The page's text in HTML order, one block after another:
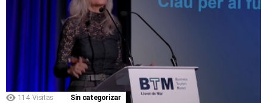
114 Visitas Sin categorizar